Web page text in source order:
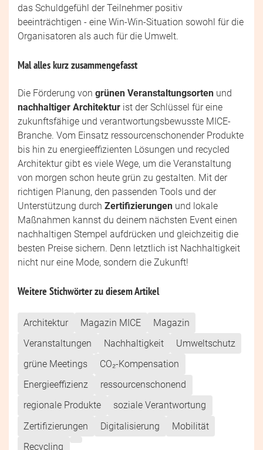
das Schuldgefühl der Teilnehmer positiv
beeinträchtigen - eine Win-Win-Situation sowohl für die
Organisatoren als auch für die Umwelt.
Mal alles kurz zusammengefasst
Die Förderung von grünen Veranstaltungsorten und
nachhaltiger Architektur ist der Schlüssel für eine
zukunftsfähige und verantwortungsbewusste MICE-
Branche. Vom Einsatz ressourcenschonender Produkte
bis hin zu energieeffizienten Lösungen und recycled
Architektur gibt es viele Wege, um die Veranstaltung
von morgen schon heute grün zu gestalten. Mit der
richtigen Planung, den passenden Tools und der
Unterstützung durch Zertifizierungen und lokale
Maßnahmen kannst du deinem nächsten Event einen
nachhaltigen Stempel aufdrücken und gleichzeitig die
besten Preise sichern. Denn letztlich ist Nachhaltigkeit
nicht nur eine Mode, sondern die Zukunft!
Weitere Stichwörter zu diesem Artikel
Architektur Magazin MICE
Magazin
Veranstaltungen
Nachhaltigkeit
Umweltschutz
grüne Meetings
CO₂-Kompensation
Energieeffizienz
ressourcenschonend
regionale Produkte
soziale Verantwortung
Zertifizierungen
Digitalisierung
Mobilität
Recycling